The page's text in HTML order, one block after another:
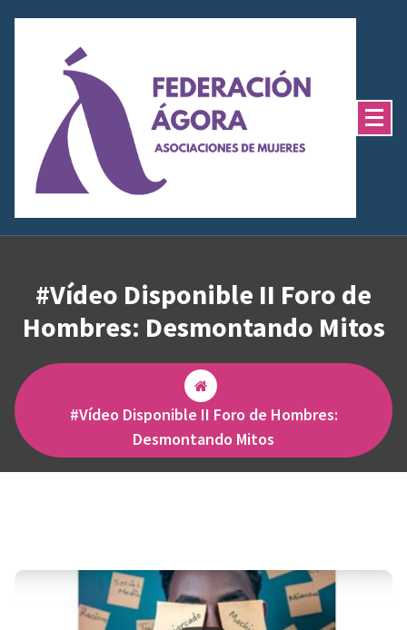
#Vídeo Disponible II Foro de
Hombres: Desmontando Mitos
#Vídeo Disponible II Foro de Hombres:
Desmontando Mitos